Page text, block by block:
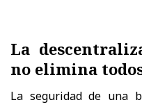
La
no elimina
La seguridad de una